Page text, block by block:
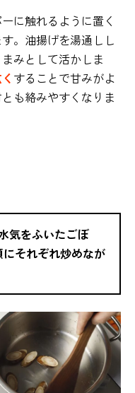
に触れるように置く
。油揚げを湯通しし
みとして活かしま
することで甘みがよ
も絡みやすくなりま
気をふいたごぼ
それぞれ炒めなが